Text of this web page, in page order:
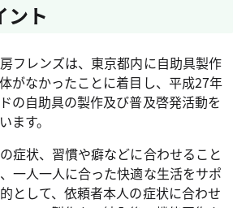
ント
フレンズは、東京都内に自助具製作
がなかったことに着目し、平成27年
の自助具の製作及び普及啓発活動を
ます。
症状、習慣や癖などに合わせること
一人一人に合った快適な生活をサポ
として、依頼者本人の症状に合わせ